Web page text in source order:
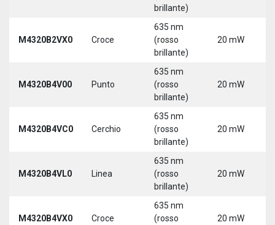
brillante)
M4320B2VX0 Croce
635 nm
(rosso
brillante)
20 mW
M4320B4V00 Punto
635 nm
(rosso
brillante)
20 mW
M4320B4VC0 Cerchio
635 nm
(rosso
brillante)
20 mW
M4320B4VL0 Linea
635 nm
(rosso
brillante)
20 mW
M4320B4VX0 Croce
635 nm
(rosso
20 mW